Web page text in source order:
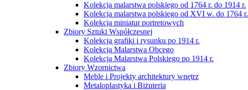
Kolekcja malarstwa polskiego od 1764 r. do 1914 r.
Kolekcja malarstwa polskiego od XVI w. do 1764 r.
Kolekcja miniatur portretowych
Zbiory Sztuki Współczesnej
Kolekcja grafiki i rysunku po 1914 r.
Kolekcja Malarstwa Obcego
Kolekcja Malarstwa Polskiego po 1914 r.
Zbiory Wzornictwa
Meble i Projekty architektury wnętrz
Metaloplastyka i Biżuteria